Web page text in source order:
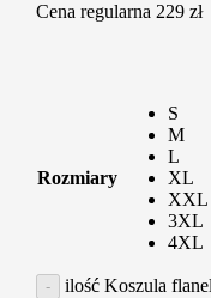
Cena regularna 229 zł
Rozmiary
S
M
L
XL
XXL
3XL
4XL
ilość Koszula